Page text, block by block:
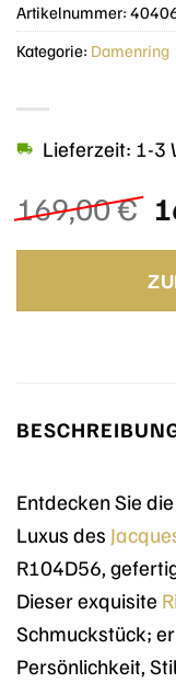
169,00€
Lieferzeit: 1-3
Artikelnummer:
Kategorie: Damenring
Entdecken Sie
Luxus des
R104D56,
Dieser exquisite
Schmuckstück;
Persönlichkeit,